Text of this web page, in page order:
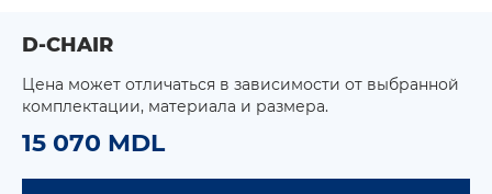
D-CHAIR
Цена может отличаться в зависимости от выбранной
комплектации, материала и размера.
15 070 MDL